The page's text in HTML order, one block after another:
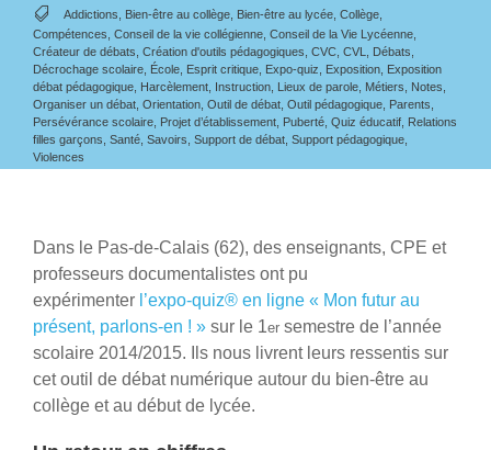
Addictions Bien-être au collège Bien-être au lycée Collège
Compétences Conseil de la vie collégienne Conseil de la Vie Lycéenne
Créateur de débats Création d'outils pédagogiques CVC CVL Débats
Décrochage scolaire École Esprit critique Expo-quiz Exposition Exposition
débat pédagogique Harcèlement Instruction Lieux de parole Métiers Notes
Organiser un débat Orientation Outil de débat Outil pédagogique Parents
Persévérance scolaire Projet d’établissement Puberté Quiz éducatif Relations
filles garçons Santé Savoirs Support de débat Support pédagogique
Violences
Dans le Pas-de-Calais (62), des enseignants, CPE et
professeurs documentalistes ont pu
expérimenter l’expo-quiz® en ligne « Mon futur au
présent, parlons-en ! » sur le 1er semestre de l’année
scolaire 2014/2015. Ils nous livrent leurs ressentis sur
cet outil de débat numérique autour du bien-être au
collège et au début de lycée.